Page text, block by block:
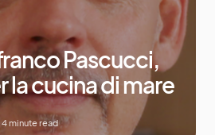
Pascucci,
la cucina di mare
4 minute read